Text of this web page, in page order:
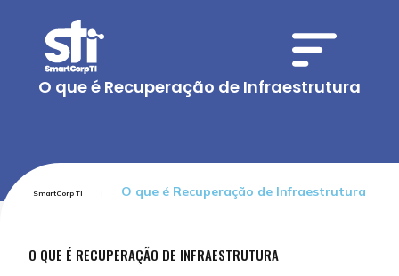
O que é Recuperação de Infraestrutura
SmartCorp TI O que é Recuperação de Infraestrutura
O QUE É RECUPERAÇÃO DE INFRAESTRUTURA